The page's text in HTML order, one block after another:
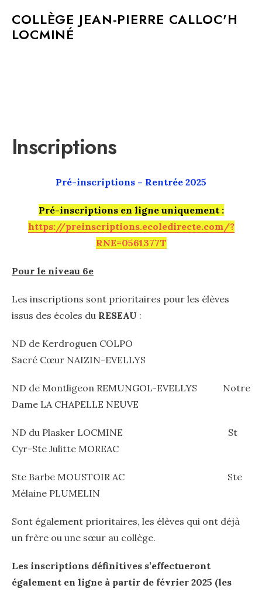
COLLÈGE JEAN-PIERRE CALLOC'H
LOCMINÉ
Inscriptions
Pré-inscriptions – Rentrée 2025
Pré-inscriptions en ligne uniquement :
https://preinscriptions.ecoledirecte.com/?
RNE=0561377T
Pour le niveau 6e
Les inscriptions sont prioritaires pour les élèves
issus des écoles du RESEAU :
ND de Kerdroguen COLPO
Sacré Cœur NAIZIN-EVELLYS
ND de Montligeon REMUNGOL-EVELLYS Notre
Dame LA CHAPELLE NEUVE
ND du Plasker LOCMINE St
Cyr-Ste Julitte MOREAC
Ste Barbe MOUSTOIR AC Ste
Mélaine PLUMELIN
Sont également prioritaires, les élèves qui ont déjà
un frère ou une sœur au collège.
Les inscriptions définitives s’effectueront
également en ligne à partir de février 2025 (les